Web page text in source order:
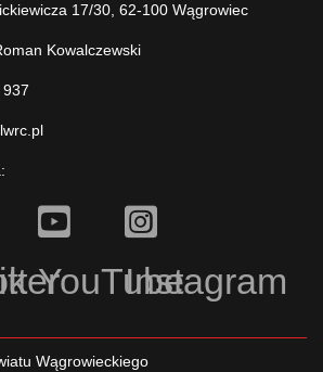
17/30, 62-100 Wągrowiec
Kowalczewski
YouTubeInstagram
Wągrowieckiego